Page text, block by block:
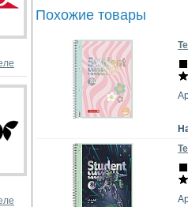
Похожие товары